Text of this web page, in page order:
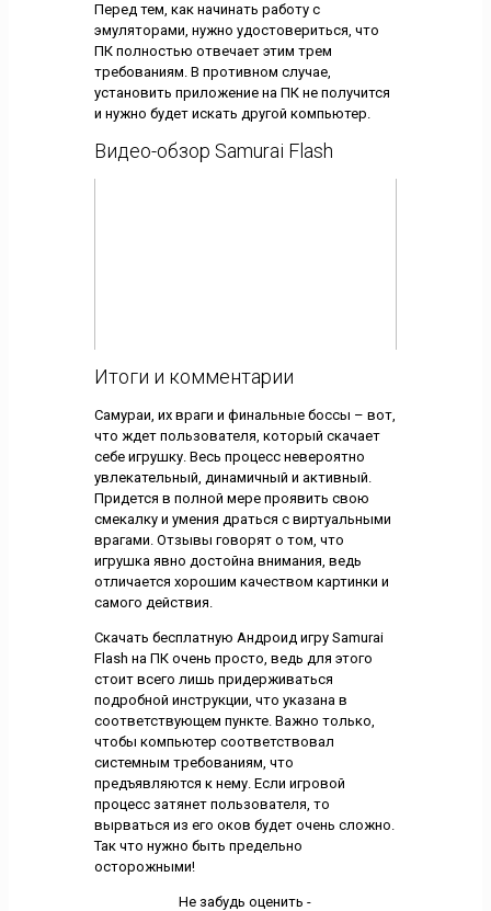
Перед тем, как начинать работу с
эмуляторами, нужно удостовериться, что
ПК полностью отвечает этим трем
требованиям. В противном случае,
установить приложение на ПК не получится
и нужно будет искать другой компьютер.
Видео-обзор Samurai Flash
Итоги и комментарии
Самураи, их враги и финальные боссы – вот,
что ждет пользователя, который скачает
себе игрушку. Весь процесс невероятно
увлекательный, динамичный и активный.
Придется в полной мере проявить свою
смекалку и умения драться с виртуальными
врагами. Отзывы говорят о том, что
игрушка явно достойна внимания, ведь
отличается хорошим качеством картинки и
самого действия.
Скачать бесплатную Андроид игру Samurai
Flash на ПК очень просто, ведь для этого
стоит всего лишь придерживаться
подробной инструкции, что указана в
соответствующем пункте. Важно только,
чтобы компьютер соответствовал
системным требованиям, что
предъявляются к нему. Если игровой
процесс затянет пользователя, то
вырваться из его оков будет очень сложно.
Так что нужно быть предельно
осторожными!
Не забудь оценить -